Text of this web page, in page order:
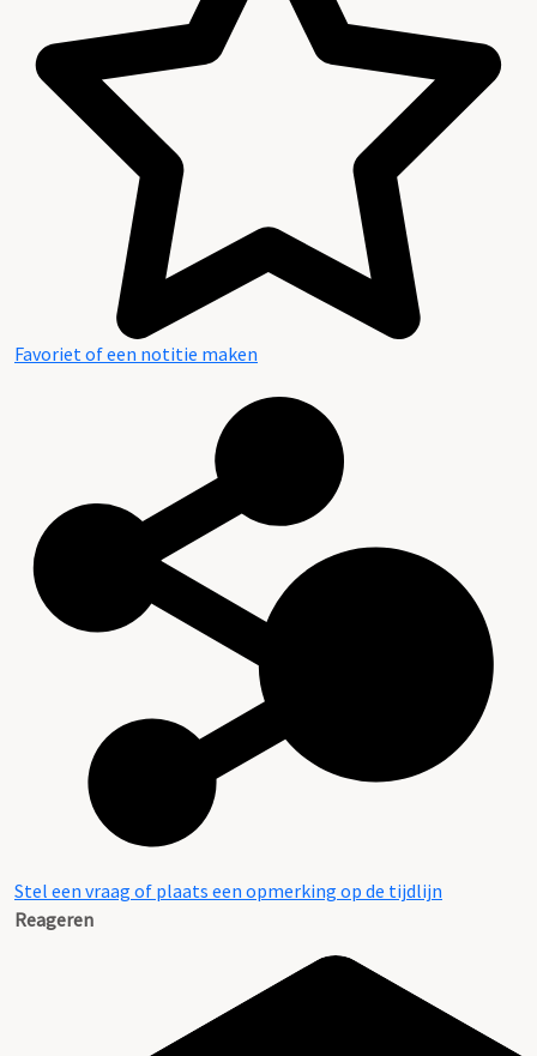
Favoriet of een notitie maken
Stel een vraag of plaats een opmerking op de tijdlijn
Reageren